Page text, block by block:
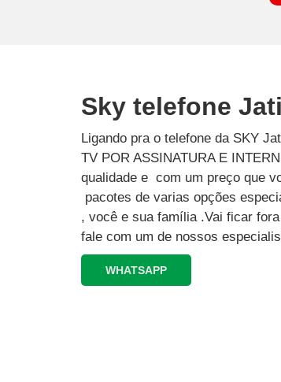
Sky telefone
Ligando pra o telefone da SKY
TV POR ASSINATURA E
qualidade e com um preço que
pacotes de varias opções
, você e sua família .Vai ficar
fale com um de nossos
WHATSAPP